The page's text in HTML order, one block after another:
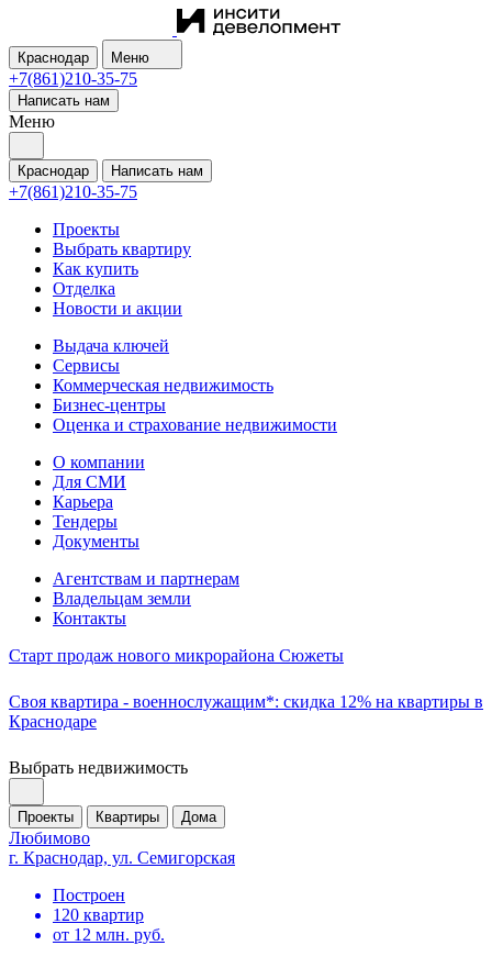
Краснодар Меню
+7(861)210-35-75
Написать нам
Меню
Краснодар Написать нам
+7(861)210-35-75
Проекты
Выбрать квартиру
Как купить
Отделка
Новости и акции
Выдача ключей
Сервисы
Коммерческая недвижимость
Бизнес-центры
Оценка и страхование недвижимости
О компании
Для СМИ
Карьера
Тендеры
Документы
Агентствам и партнерам
Владельцам земли
Контакты
Старт продаж нового микрорайона Сюжеты
Своя квартира - военнослужащим*: скидка 12% на квартиры в
Краснодаре
Выбрать недвижимость
Проекты Квартиры Дома
Любимово
г. Краснодар, ул. Семигорская
Построен
120 квартир
от 12 млн. руб.